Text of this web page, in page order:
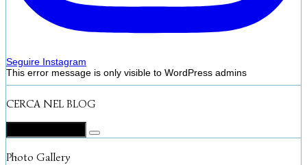
Seguire Instagram
This error message is only visible to WordPress admins
CERCA NEL BLOG
Photo Gallery